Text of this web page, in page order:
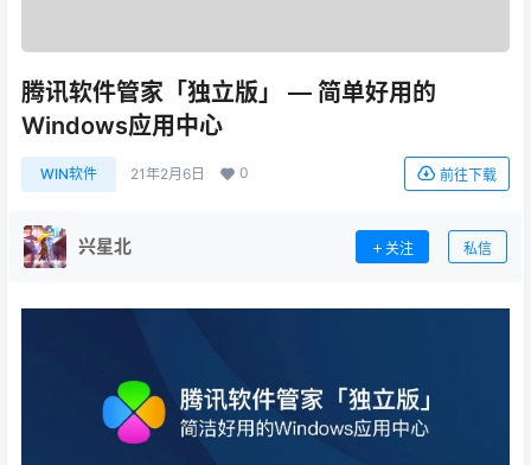
腾讯软件管家「独立版」 — 简单好用的
Windows应用中心
WIN软件 21年2月6日 0 前往下载
兴星北 关注 私信